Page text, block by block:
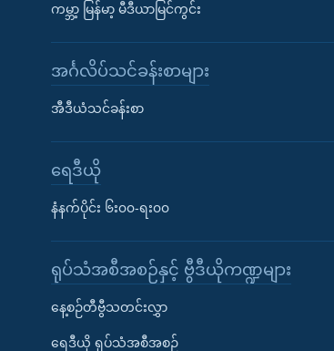
ကမ္ဘာ့ မြန်မာ့ မီဒီယာမြင်ကွင်း
အင်္ဂလိပ်သင်ခန်းစာများ
အီဒီယံသင်ခန်းစာ
ရေဒီယို
နံနက်ပိုင်း ၆း၀၀-ရး၀၀
ရုပ်သံအစီအစဉ်နှင့် ဗွီဒီယိုကဏ္ဍများ
နေ့စဉ်တီဗွီသတင်းလွှာ
ရေဒီယို ရုပ်သံအစီအစဉ်